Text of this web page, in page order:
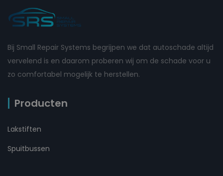
Bij Small Repair Systems begrijpen we dat autoschade altijd
vervelend is en daarom proberen wij om de schade voor u
zo comfortabel mogelijk te herstellen.
Producten
Lakstiften
Spuitbussen